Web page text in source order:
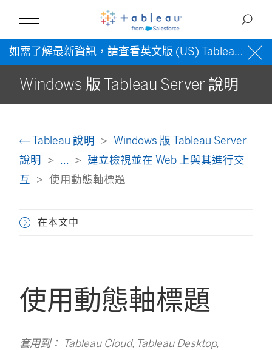
如需了解最新資訊，請查看英文版 (US) Tableau 說明
Windows 版 Tableau Server 說明
Tableau 說明
Windows 版 Tableau Server
說明
...
建立檢視並在 Web 上與其進行交
互
使用動態軸標題
在本文中
使用動態軸標題
套用到： Tableau Cloud, Tableau Desktop,